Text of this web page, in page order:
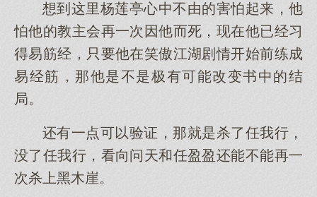
想到这里杨莲亭心中不由的害怕起来，他
怕他的教主会再一次因他而死，现在他已经习
得易筋经，只要他在笑傲江湖剧情开始前练成
易经筋，那他是不是极有可能改变书中的结
局。
还有一点可以验证，那就是杀了任我行，
没了任我行，看向问天和任盈盈还能不能再一
次杀上黑木崖。